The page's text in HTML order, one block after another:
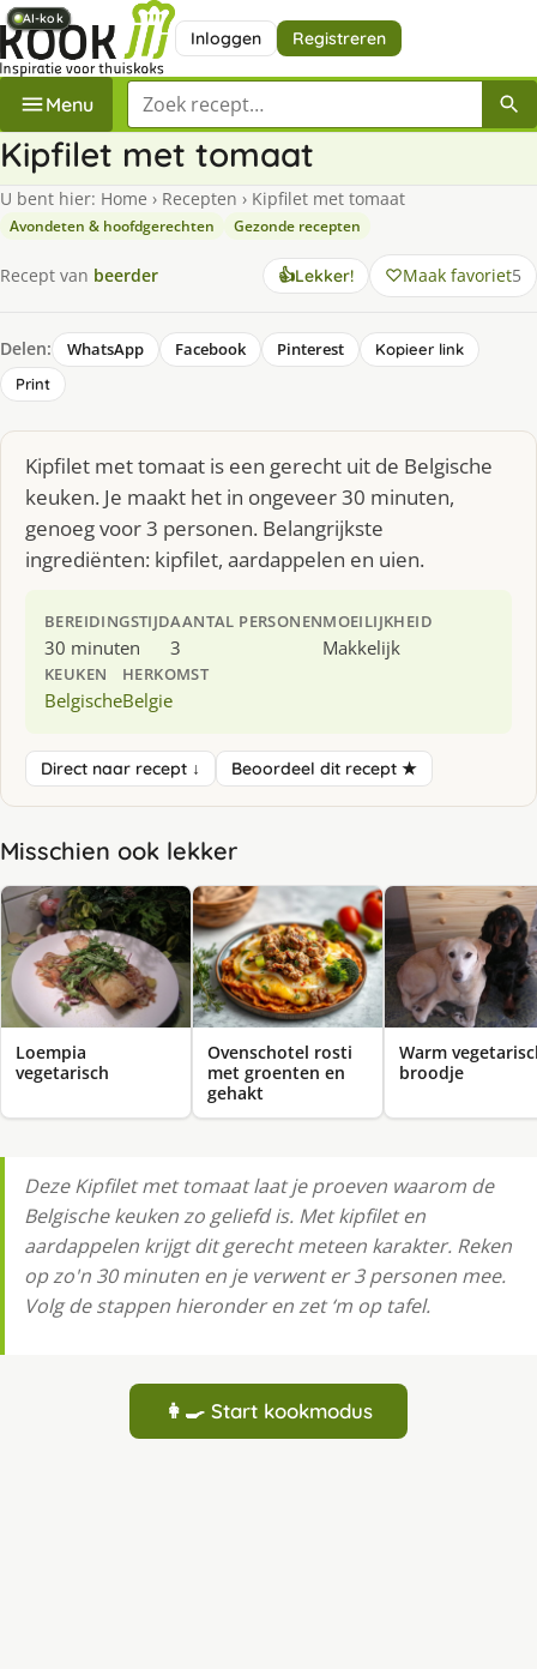
Inloggen Registreren
Menu Zoek een recept
Kipfilet met tomaat
U bent hier: Home › Recepten › Kipfilet met tomaat
Avondeten & hoofdgerechten Gezonde recepten
Recept van beerder 👍Lekker! Maak favoriet5
Delen: WhatsApp Facebook Pinterest
Kopieer link
Print
Kipfilet met tomaat is een gerecht uit de Belgische
keuken. Je maakt het in ongeveer 30 minuten,
genoeg voor 3 personen. Belangrijkste
ingrediënten: kipfilet, aardappelen en uien.
BEREIDINGSTIJD
30 minuten
AANTAL PERSONEN
3
MOEILIJKHEID
Makkelijk
KEUKEN
Belgische
HERKOMST
Belgie
Direct naar recept ↓ Beoordeel dit recept ★
Misschien ook lekker
Loempia
vegetarisch
AI-kok
Ovenschotel rosti
met groenten en
gehakt
Warm
broodje
AI-kok
AI-kok
AI-kok
AI-kok
AI-kok
Deze Kipfilet met tomaat laat je proeven waarom de
Belgische keuken zo geliefd is. Met kipfilet en
aardappelen krijgt dit gerecht meteen karakter. Reken
op zo'n 30 minuten en je verwent er 3 personen mee.
Volg de stappen hieronder en zet ‘m op tafel.
👩‍🍳 Start kookmodus